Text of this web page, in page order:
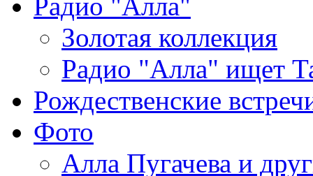
Золотая коллекция
Радио "Алла" ищет
Рождественские
Фото
Алла Пугачева и